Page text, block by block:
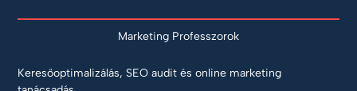
Marketing Professzorok
Keresőoptimalizálás, SEO audit és online marketing